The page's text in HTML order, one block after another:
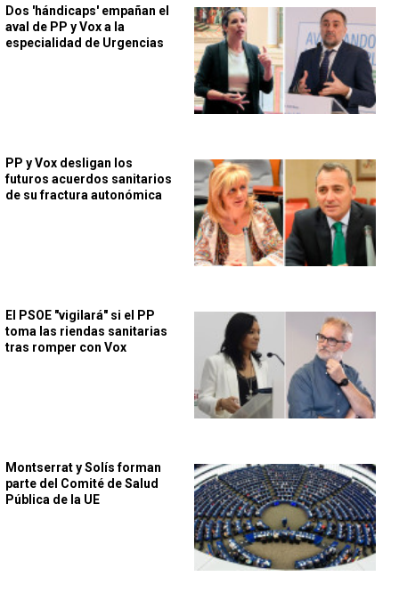
Dos 'hándicaps' empañan el
aval de PP y Vox a la
especialidad de Urgencias
PP y Vox desligan los
futuros acuerdos sanitarios
de su fractura autonómica
El PSOE "vigilará" si el PP
toma las riendas sanitarias
tras romper con Vox
Montserrat y Solís forman
parte del Comité de Salud
Pública de la UE